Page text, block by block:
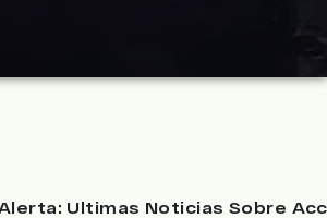
Ultimas Noticias Sobre